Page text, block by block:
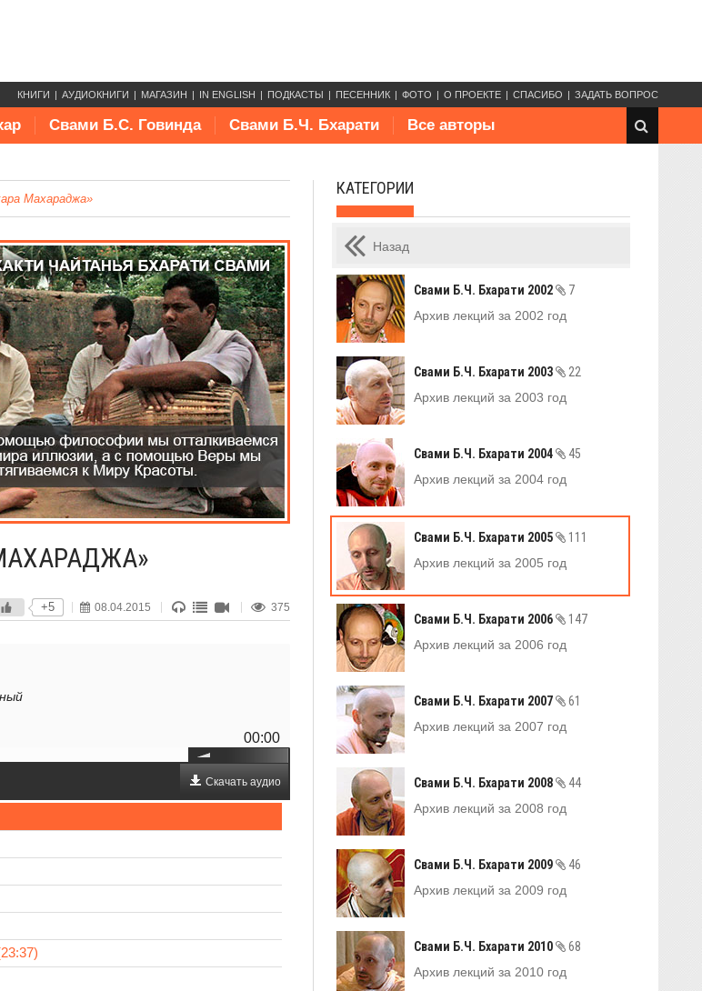
КНИГИ АУДИОКНИГИ МАГАЗИН IN ENGLISH ПОДКАСТЫ ПЕСЕННИК ФОТО О ПРОЕКТЕ СПАСИБО ЗАДАТЬ ВОПРОС
Свами Б.С. Говинда Свами Б.Ч. Бхарати Все авторы
Махараджа»
+5 08.04.2015 375
00:00
Скачать аудио
КАТЕГОРИИ
Назад
Свами Б.Ч. Бхарати 2002
7
Архив лекций за 2002 год
Свами Б.Ч. Бхарати 2003
22
Архив лекций за 2003 год
Свами Б.Ч. Бхарати 2004
45
Архив лекций за 2004 год
Свами Б.Ч. Бхарати 2005
111
Архив лекций за 2005 год
Свами Б.Ч. Бхарати 2006
147
Архив лекций за 2006 год
Свами Б.Ч. Бхарати 2007
61
Архив лекций за 2007 год
Свами Б.Ч. Бхарати 2008
44
Архив лекций за 2008 год
Свами Б.Ч. Бхарати 2009
46
Архив лекций за 2009 год
Свами Б.Ч. Бхарати 2010
68
Архив лекций за 2010 год